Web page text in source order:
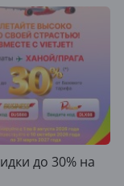
до 30% на